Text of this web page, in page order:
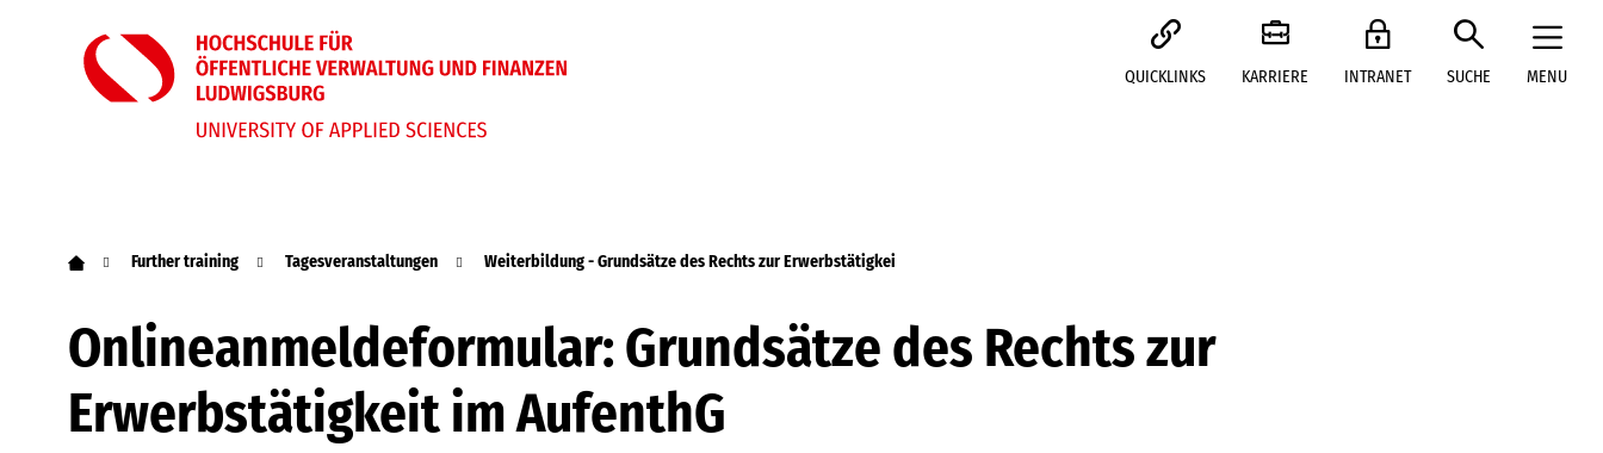
QUICKLINKS KARRIERE INTRANET SUCHE MENU
Further training Tagesveranstaltungen Weiterbildung - Grundsätze des Rechts zur Erwerbstätigkei
Onlineanmeldeformular: Grundsätze des Rechts zur
Erwerbstätigkeit im AufenthG